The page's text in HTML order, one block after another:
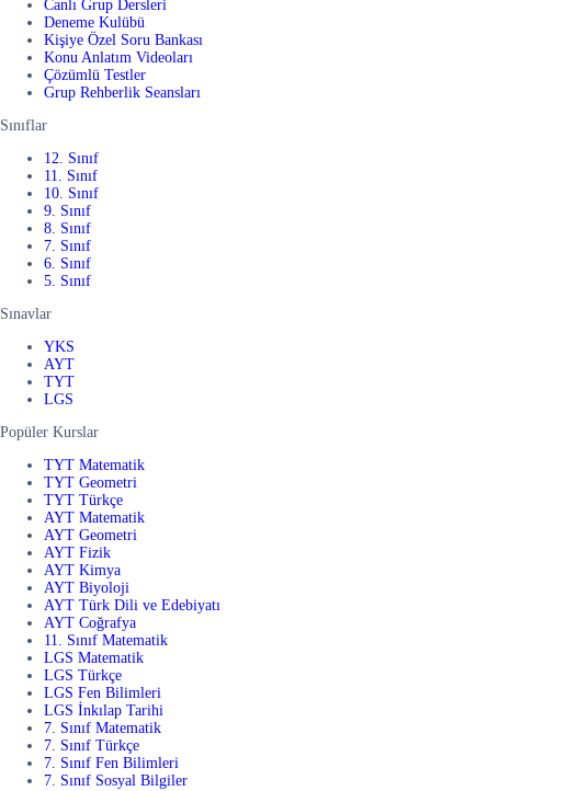
Canlı Grup Dersleri
Deneme Kulübü
Kişiye Özel Soru Bankası
Konu Anlatım Videoları
Çözümlü Testler
Grup Rehberlik Seansları
Sınıflar
12. Sınıf
11. Sınıf
10. Sınıf
9. Sınıf
8. Sınıf
7. Sınıf
6. Sınıf
5. Sınıf
Sınavlar
YKS
AYT
TYT
LGS
Popüler Kurslar
TYT Matematik
TYT Geometri
TYT Türkçe
AYT Matematik
AYT Geometri
AYT Fizik
AYT Kimya
AYT Biyoloji
AYT Türk Dili ve Edebiyatı
AYT Coğrafya
11. Sınıf Matematik
LGS Matematik
LGS Türkçe
LGS Fen Bilimleri
LGS İnkılap Tarihi
7. Sınıf Matematik
7. Sınıf Türkçe
7. Sınıf Fen Bilimleri
7. Sınıf Sosyal Bilgiler